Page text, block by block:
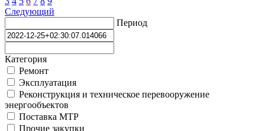
Следующий
Период
Категория
Ремонт
Эксплуатация
Реконструкция и техническое перевооружение
энергообъектов
Поставка МТР
Прочие закупки